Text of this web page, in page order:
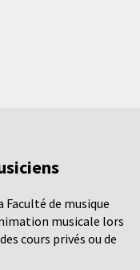
de musique
musicale lors
cours privés ou de